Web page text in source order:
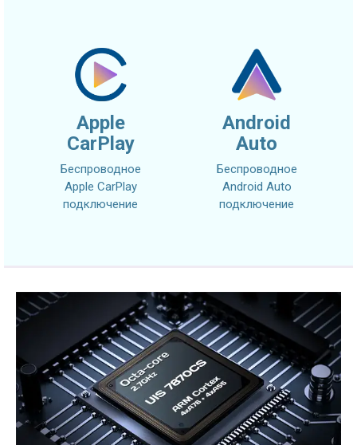
Apple
CarPlay
Беспроводное
Apple CarPlay
подключение
Android
Auto
Беспроводное
Android Auto
подключение